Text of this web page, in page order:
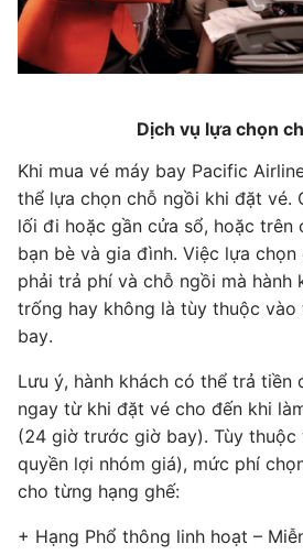
Dịch vụ lựa chọn
Khi mua vé máy bay Pacific
thể lựa chọn chỗ ngồi khi đặt vé.
lối đi hoặc gần cửa sổ, hoặc trên
bạn bè và gia đình. Việc lựa
phải trả phí và chỗ ngồi mà hành
trống hay không là tùy thuộc vào
bay.
Lưu ý, hành khách có thể trả tiền
ngay từ khi đặt vé cho đến khi
(24 giờ trước giờ bay). Tùy
quyền lợi nhóm giá), mức phí
cho từng hạng ghế:
+ Hạng Phổ thông linh hoạt –